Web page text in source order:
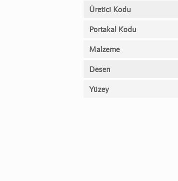
Üretici Kodu
Portakal Kodu
Malzeme
Desen
Yüzey